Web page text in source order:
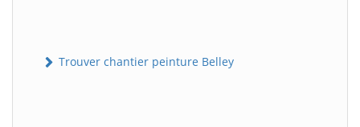
Trouver chantier peinture Belley